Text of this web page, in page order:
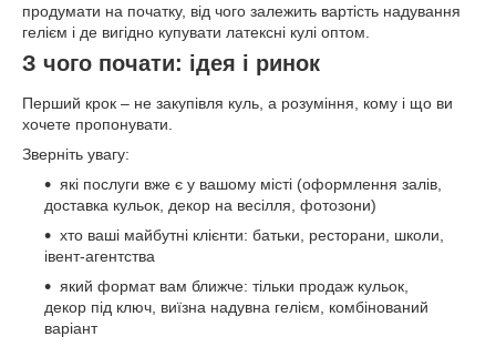
продумати на початку, від чого залежить вартість надування
гелієм і де вигідно купувати латексні кулі оптом.
З чого почати: ідея і ринок
Перший крок – не закупівля куль, а розуміння, кому і що ви
хочете пропонувати.
Зверніть увагу:
які послуги вже є у вашому місті (оформлення залів,
доставка кульок, декор на весілля, фотозони)
хто ваші майбутні клієнти: батьки, ресторани, школи,
івент-агентства
який формат вам ближче: тільки продаж кульок,
декор під ключ, виїзна надувна гелієм, комбінований
варіант